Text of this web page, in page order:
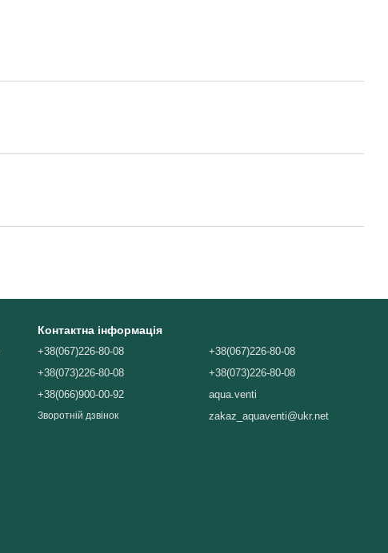
Контактна інформація
+38(067)226-80-08
+38(073)226-80-08
+38(066)900-00-92
Зворотній дзвінок
+38(067)226-80-08
+38(073)226-80-08
aqua.venti
zakaz_aquaventi@ukr.net